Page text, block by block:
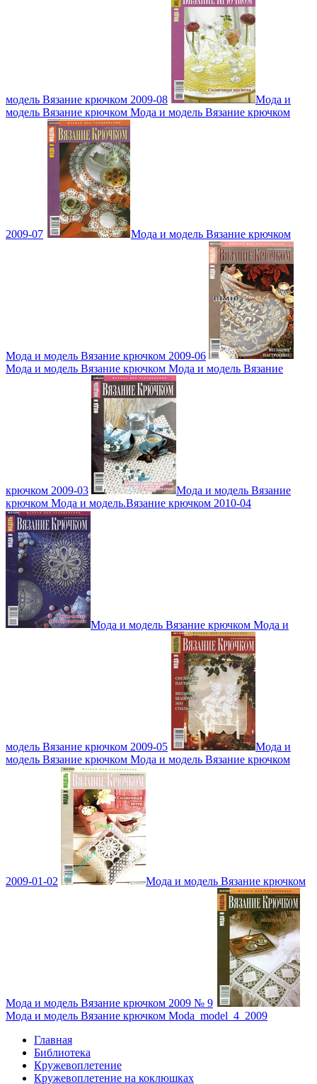
модель Вязание крючком 2009-08
Мода и
модель Вязание крючком Мода и модель Вязание крючком
2009-07 Мода и модель Вязание крючком
Мода и модель Вязание крючком 2009-06
Мода и модель Вязание крючком Мода и модель Вязание
крючком 2009-03
Мода и модель Вязание
крючком Мода и модель.Вязание крючком 2010-04
Мода и модель Вязание крючком Мода и
модель Вязание крючком 2009-05
Мода и
модель Вязание крючком Мода и модель Вязание крючком
2009-01-02 Мода и модель Вязание крючком
Мода и модель Вязание крючком 2009 № 9
Мода и модель Вязание крючком Moda_model_4_2009
Главная
Библиотека
Кружевоплетение
Кружевоплетение на коклюшках